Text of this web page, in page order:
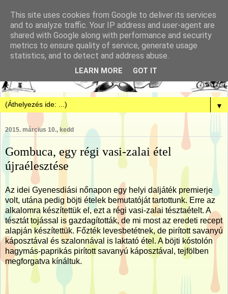
▼
2015. március 10., kedd
Gombuca, egy régi vasi-zalai étel
újraélesztése
Az idei Gyenesdiási nőnapon egy helyi daljáték premierje
volt, utána pedig böjti ételek bemutatóját tartottunk. Erre az
alkalomra készítettük el, ezt a régi vasi-zalai tésztaételt. A
tésztát tojással is gazdagították, de mi most az eredeti recept
alapján készítettük. Főzték levesbetétnek, de pirított savanyú
káposztával és szalonnával is laktató étel. A böjti kóstolón
hagymás-paprikás pirított savanyú káposztával, tejfölben
megforgatva kínáltuk.
This site uses cookies from Google to deliver its services
and to analyze traffic. Your IP address and user-agent are
shared with Google along with performance and security
metrics to ensure quality of service, generate usage
statistics, and to detect and address abuse.
LEARN MORE GOT IT